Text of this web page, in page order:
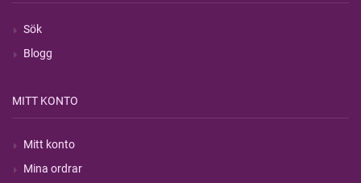
Sök
Blogg
MITT KONTO
Mitt konto
Mina ordrar